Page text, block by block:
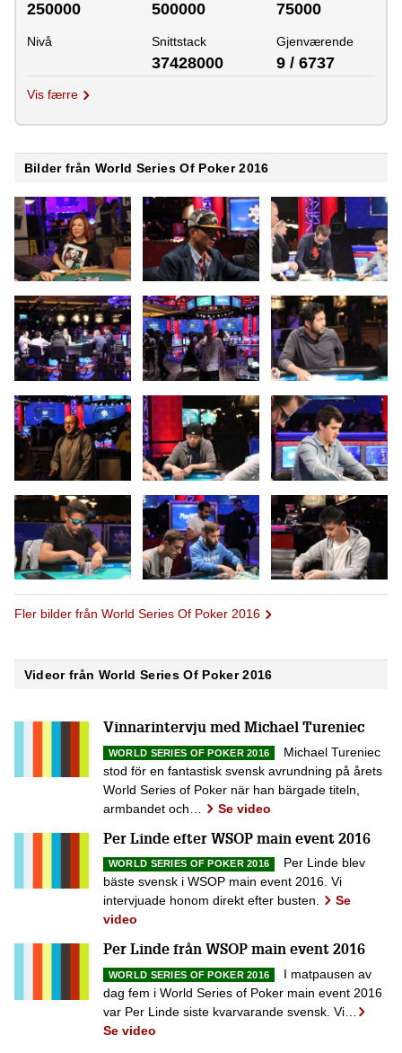
250000 500000 75000
Nivå Snittstack
37428000
Gjenværende
9 / 6737
Vis færre
Bilder från World Series Of Poker 2016
Fler bilder från World Series Of Poker 2016
Videor från World Series Of Poker 2016
Vinnarintervju med Michael Tureniec
WORLD SERIES OF POKER 2016
Michael Tureniec
stod för en fantastisk svensk avrundning på årets
World Series of Poker när han bärgade titeln,
armbandet och…
Se video
Per Linde efter WSOP main event 2016
WORLD SERIES OF POKER 2016
Per Linde blev
bäste svensk i WSOP main event 2016. Vi
intervjuade honom direkt efter busten.
Se
video
Per Linde från WSOP main event 2016
WORLD SERIES OF POKER 2016
I matpausen av
dag fem i World Series of Poker main event 2016
var Per Linde siste kvarvarande svensk. Vi…
Se video